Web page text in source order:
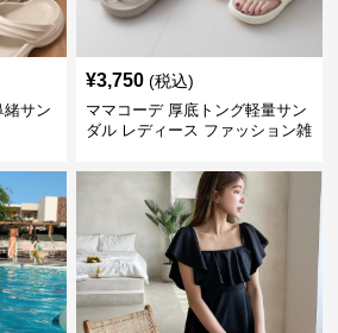
緒サン
¥3,750 (税込)
ママコーデ 厚底トング軽量サン
ダル レディース ファッション雑